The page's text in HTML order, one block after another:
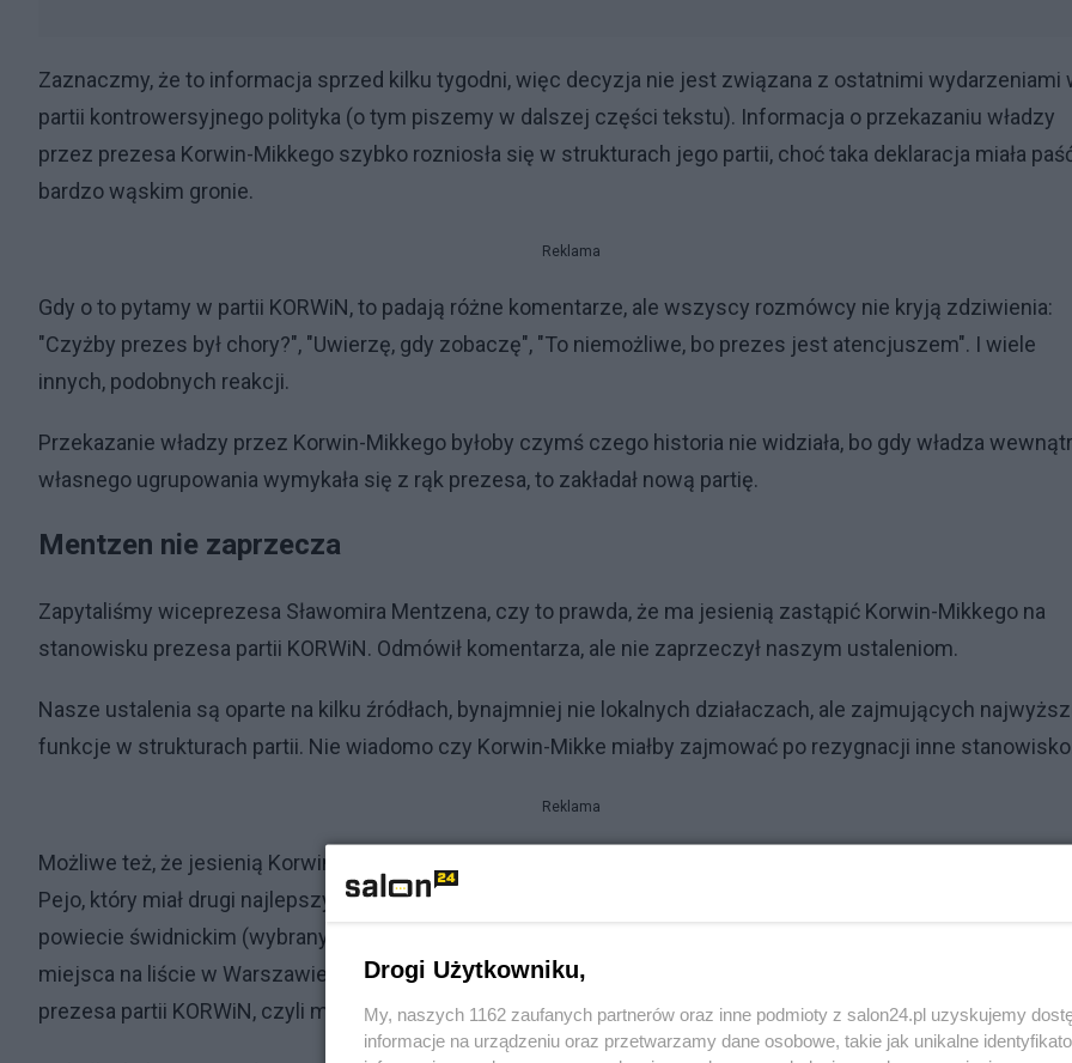
Zaznaczmy, że to informacja sprzed kilku tygodni, więc decyzja nie jest związana z ostatnimi wydarzeniami
partii kontrowersyjnego polityka (o tym piszemy w dalszej części tekstu). Informacja o przekazaniu władzy
przez prezesa Korwin-Mikkego szybko rozniosła się w strukturach jego partii, choć taka deklaracja miała
bardzo wąskim gronie.
Reklama
Gdy o to pytamy w partii KORWiN, to padają różne komentarze, ale wszyscy rozmówcy nie kryją zdziwienia:
"Czyżby prezes był chory?", "Uwierzę, gdy zobaczę", "To niemożliwe, bo prezes jest atencjuszem". I wiele
innych, podobnych reakcji.
Przekazanie władzy przez Korwin-Mikkego byłoby czymś czego historia nie widziała, bo gdy władza
własnego ugrupowania wymykała się z rąk prezesa, to zakładał nową partię.
Mentzen nie zaprzecza
Zapytaliśmy wiceprezesa Sławomira Mentzena, czy to prawda, że ma jesienią zastąpić Korwin-Mikkego na
stanowisku prezesa partii KORWiN. Odmówił komentarza, ale nie zaprzeczył naszym ustaleniom.
Nasze ustalenia są oparte na kilku źródłach, bynajmniej nie lokalnych działaczach, ale zajmujących
funkcje w strukturach partii. Nie wiadomo czy Korwin-Mikke miałby zajmować po rezygnacji inne
Reklama
Możliwe też, że jesienią Korwin-Mikke odda mandat poselski, a na jego miejsce wtedy by wszedł Bartłomiej
Pejo, który miał drugi najlepszy wynik w wyborach do parlamentu w tym samym okręgu. Pejo jest radnym w
powiecie świdnickim (wybranym na kadencję 2018-2023), ale startował też do Sejmu w 2019 r. z drugiego
miejsca na liście w Warszawie. Był też szefem sztabu wyborczego Konfederacji, a prywatnie jest zięciem
prezesa partii KORWiN, czyli mężem jego córki, Korynny.
Drogi Użytkowniku,
My, naszych 1162 zaufanych partnerów oraz inne podmioty z salon24.pl uzyskujemy
informacje na urządzeniu oraz przetwarzamy dane osobowe, takie jak unikalne